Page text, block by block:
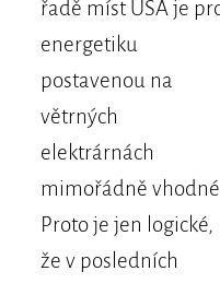
řadě míst USA je
energetiku
postavenou na
větrných
elektrárnách
mimořádně vhodné.
Proto je jen logické,
že v posledních